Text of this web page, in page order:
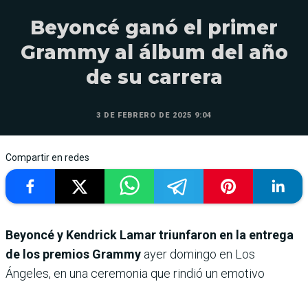
Beyoncé ganó el primer
Grammy al álbum del año
de su carrera
3 DE FEBRERO DE 2025 9:04
Compartir en redes
Beyoncé y Kendrick Lamar triunfaron en la entrega
de los premios Grammy ayer domingo en Los
Ángeles, en una ceremonia que rindió un emotivo